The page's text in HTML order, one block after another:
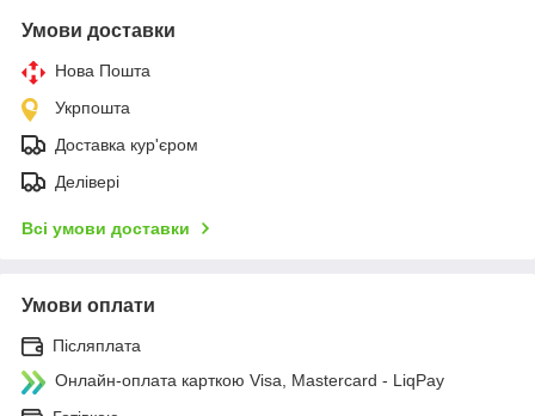
Умови доставки
Нова Пошта
Укрпошта
Доставка кур'єром
Делівері
Всі умови доставки
Умови оплати
Післяплата
Онлайн-оплата карткою Visa, Mastercard - LiqPay